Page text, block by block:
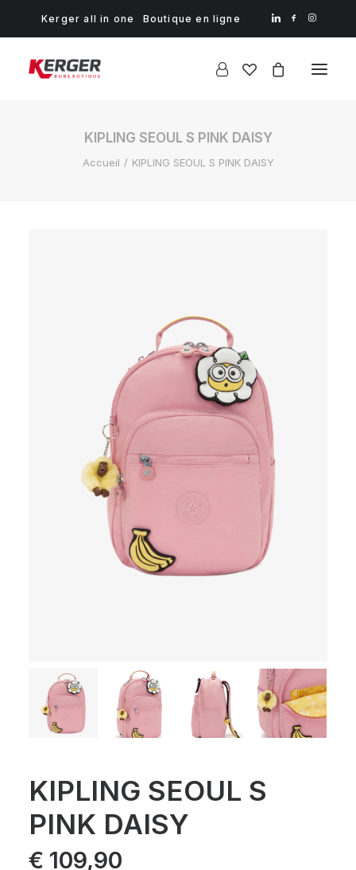
Kerger all in one Boutique en ligne
KIPLING SEOUL S PINK DAISY
Accueil KIPLING SEOUL S PINK DAISY
KIPLING SEOUL S
PINK DAISY
€ 109,90